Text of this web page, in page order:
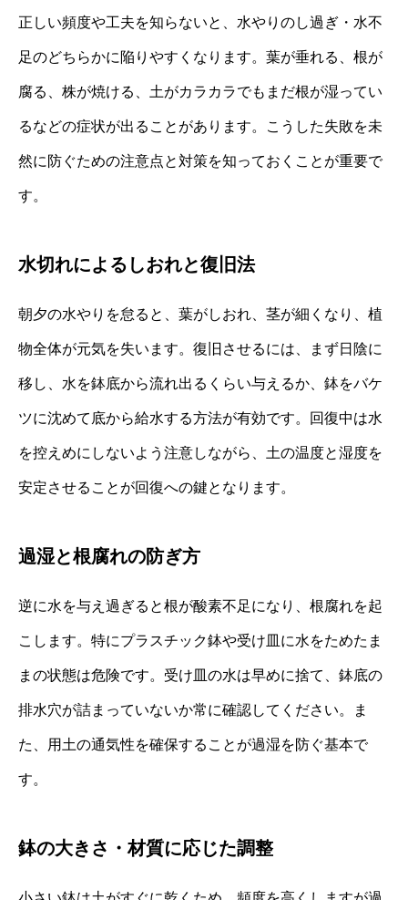
正しい頻度や工夫を知らないと、水やりのし過ぎ・水不
足のどちらかに陥りやすくなります。葉が垂れる、根が
腐る、株が焼ける、土がカラカラでもまだ根が湿ってい
るなどの症状が出ることがあります。こうした失敗を未
然に防ぐための注意点と対策を知っておくことが重要で
す。
水切れによるしおれと復旧法
朝夕の水やりを怠ると、葉がしおれ、茎が細くなり、植
物全体が元気を失います。復旧させるには、まず日陰に
移し、水を鉢底から流れ出るくらい与えるか、鉢をバケ
ツに沈めて底から給水する方法が有効です。回復中は水
を控えめにしないよう注意しながら、土の温度と湿度を
安定させることが回復への鍵となります。
過湿と根腐れの防ぎ方
逆に水を与え過ぎると根が酸素不足になり、根腐れを起
こします。特にプラスチック鉢や受け皿に水をためたま
まの状態は危険です。受け皿の水は早めに捨て、鉢底の
排水穴が詰まっていないか常に確認してください。ま
た、用土の通気性を確保することが過湿を防ぐ基本で
す。
鉢の大きさ・材質に応じた調整